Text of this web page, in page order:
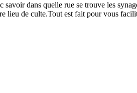
dans quelle rue se trouve les
lieu de culte.Tout est fait pour vous